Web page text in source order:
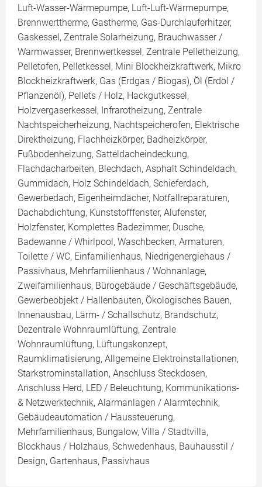
Luft-Wasser-Wärmepumpe, Luft-Luft-Wärmepumpe,
Brennwerttherme, Gastherme, Gas-Durchlauferhitzer,
Gaskessel, Zentrale Solarheizung, Brauchwasser /
Warmwasser, Brennwertkessel, Zentrale Pelletheizung,
Pelletofen, Pelletkessel, Mini Blockheizkraftwerk, Mikro
Blockheizkraftwerk, Gas (Erdgas / Biogas), Öl (Erdöl /
Pflanzenöl), Pellets / Holz, Hackgutkessel,
Holzvergaserkessel, Infrarotheizung, Zentrale
Nachtspeicherheizung, Nachtspeicherofen, Elektrische
Direktheizung, Flachheizkörper, Badheizkörper,
Fußbodenheizung, Satteldacheindeckung,
Flachdacharbeiten, Blechdach, Asphalt Schindeldach,
Gummidach, Holz Schindeldach, Schieferdach,
Gewerbedach, Eigenheimdächer, Notfallreparaturen,
Dachabdichtung, Kunststofffenster, Alufenster,
Holzfenster, Komplettes Badezimmer, Dusche,
Badewanne / Whirlpool, Waschbecken, Armaturen,
Toilette / WC, Einfamilienhaus, Niedrigenergiehaus /
Passivhaus, Mehrfamilienhaus / Wohnanlage,
Zweifamilienhaus, Bürogebäude / Geschäftsgebäude,
Gewerbeobjekt / Hallenbauten, Ökologisches Bauen,
Innenausbau, Lärm- / Schallschutz, Brandschutz,
Dezentrale Wohnraumlüftung, Zentrale
Wohnraumlüftung, Lüftungskonzept,
Raumklimatisierung, Allgemeine Elektroinstallationen,
Starkstrominstallation, Anschluss Steckdosen,
Anschluss Herd, LED / Beleuchtung, Kommunikations-
& Netzwerktechnik, Alarmanlagen / Alarmtechnik,
Gebäudeautomation / Haussteuerung,
Mehrfamilienhaus, Bungalow, Villa / Stadtvilla,
Blockhaus / Holzhaus, Schwedenhaus, Bauhausstil /
Design, Gartenhaus, Passivhaus